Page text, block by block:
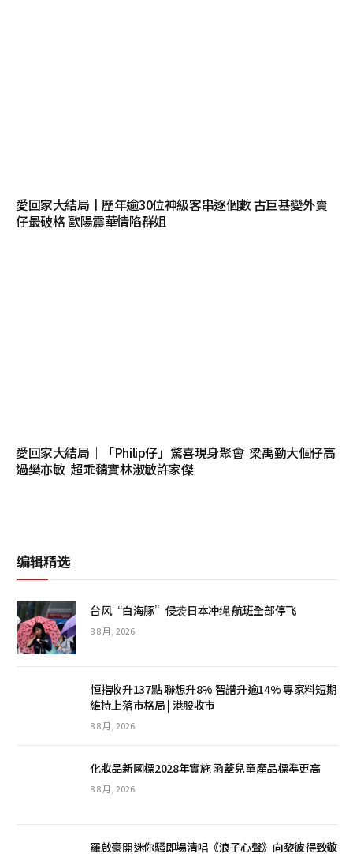
愛回家大結局丨歷年逾30位神級客串逐個數 古巨基變外賣
仔最破格 歐陽震華情陷群姐
愛回家大結局｜「Philip仔」驚喜現身聚會 梁禹勤大個仔高
過樊亦敏 超乖黐實林淑敏許家傑
编辑精选
台风“白海豚”侵袭日本冲绳 航班全部停飞
8 8 月, 2026
恒指收升137點 聯想升8% 智譜升逾14% 專家料短期
維持上落市格局 | 港股收市
8 8 月, 2026
化妝品新國標2028年實施 函蓋兒童產品標準更高
8 8 月, 2026
羅啟豪開迷你騷即場清唱《浪子心聲》向黎彼得致敬